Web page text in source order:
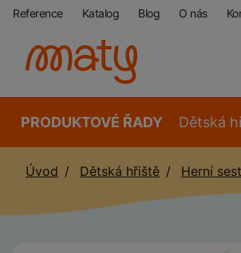
Reference Katalog Blog O nás
PRODUKTOVÉ ŘADY Dětská
Úvod Dětská hřiště Herní